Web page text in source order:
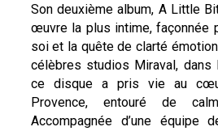
Son deuxième album, A Little
œuvre la plus intime, façonnée
soi et la quête de clarté
célèbres studios Miraval, dans
ce disque a pris vie au
Provence, entouré de
Accompagnée d’une équipe